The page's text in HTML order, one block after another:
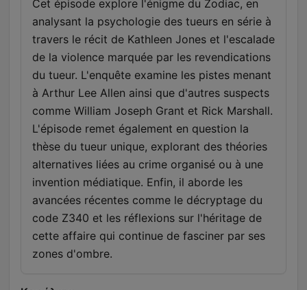
Cet épisode explore l'énigme du Zodiac, en
analysant la psychologie des tueurs en série à
travers le récit de Kathleen Jones et l'escalade
de la violence marquée par les revendications
du tueur. L'enquête examine les pistes menant
à Arthur Lee Allen ainsi que d'autres suspects
comme William Joseph Grant et Rick Marshall.
L'épisode remet également en question la
thèse du tueur unique, explorant des théories
alternatives liées au crime organisé ou à une
invention médiatique. Enfin, il aborde les
avancées récentes comme le décryptage du
code Z340 et les réflexions sur l'héritage de
cette affaire qui continue de fasciner par ses
zones d'ombre.